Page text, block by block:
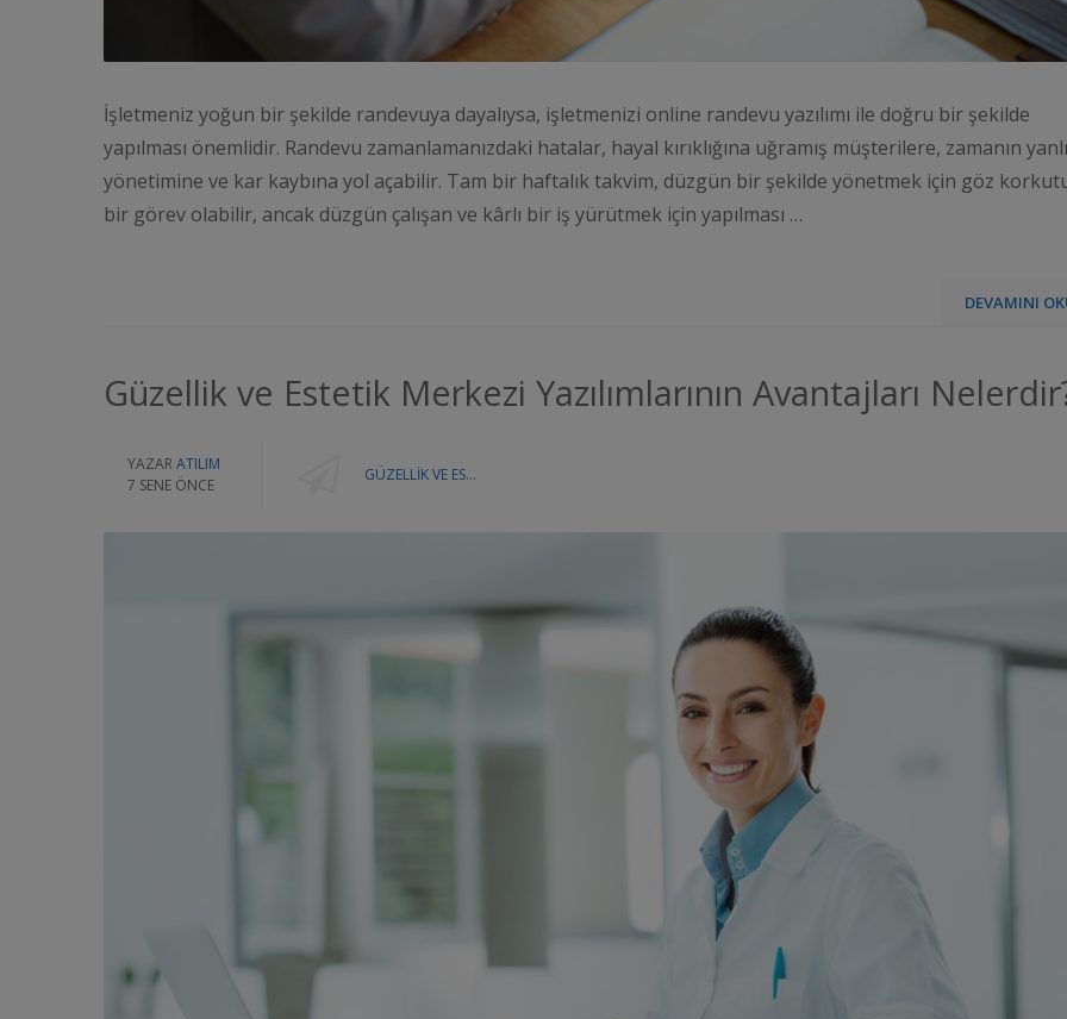
İşletmeniz yoğun bir şekilde randevuya dayalıysa, işletmenizi online randevu yazılımı ile doğru bir şekilde
yapılması önemlidir. Randevu zamanlamanızdaki hatalar, hayal kırıklığına uğramış müşterilere, zamanın
yönetimine ve kar kaybına yol açabilir. Tam bir haftalık takvim, düzgün bir şekilde yönetmek için göz
bir görev olabilir, ancak düzgün çalışan ve kârlı bir iş yürütmek için yapılması …
DEVAMINI
Güzellik ve Estetik Merkezi Yazılımlarının Avantajları
YAZAR ATILIM
7 SENE ÖNCE
GÜZELLIK VE ESTETIK MERKEZI YAZILIMLARININ AVANTAJLARI NELERDIR